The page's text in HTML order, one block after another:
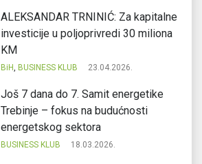
ALEKSANDAR TRNINIĆ: Za kapitalne
investicije u poljoprivredi 30 miliona
KM
BiH, BUSINESS KLUB 23.04.2026.
Još 7 dana do 7. Samit energetike
Trebinje – fokus na budućnosti
energetskog sektora
BUSINESS KLUB 18.03.2026.